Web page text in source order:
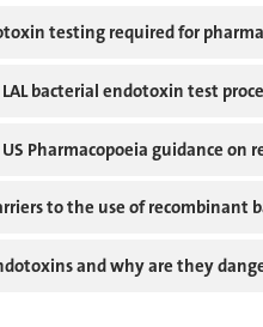
testing required for
bacterial endotoxin test
Pharmacopoeia guidance on
to the use of recombinant
and why are they